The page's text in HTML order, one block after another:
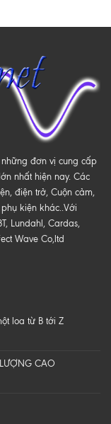
những đơn vị cung cấp
nhất hiện nay. Các
điện trở, Cuộn cảm,
kiện khác..Với
Lundahl, Cardas,
Wave Co,ltd
loa từ B tới Z
CAO